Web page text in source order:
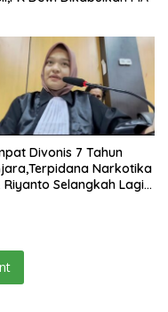
Divonis 7 Tahun
Narkotika
Riyanto Selangkah Lagi